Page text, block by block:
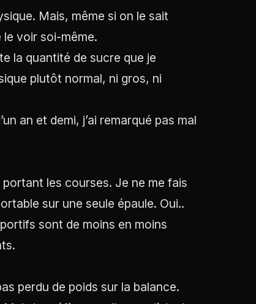
Mais, même si on le sait
le voir soi-même.
la quantité de sucre que je
plutôt normal, ni gros, ni
an et demi, j’ai remarqué pas mal
les courses. Je ne me fais
sur une seule épaule. Oui..
sont de moins en moins
perdu de poids sur la balance.